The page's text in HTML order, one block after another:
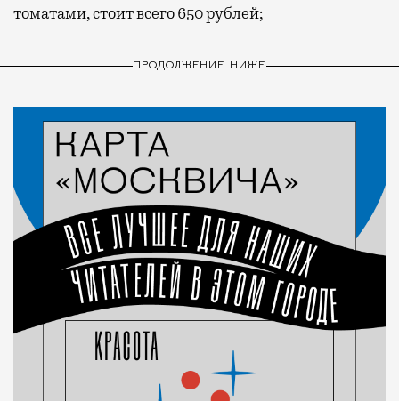
томатами, стоит всего 650 рублей;
ПРОДОЛЖЕНИЕ НИЖЕ